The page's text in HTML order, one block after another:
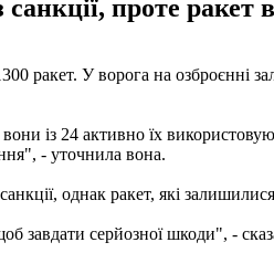
проте ракет
ракет. У ворога на озброєнні
із 24 активно їх
- уточнила вона.
однак ракет, які
завдати серйозної шкоди", -